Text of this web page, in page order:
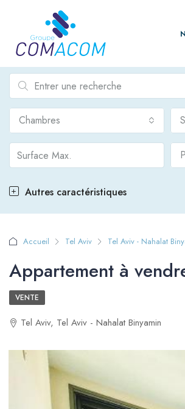
Chambres
Autres caractéristiques
Accueil Tel Aviv Tel Aviv - Nahalat
Appartement à
VENTE
Tel Aviv, Tel Aviv - Nahalat Binyamin